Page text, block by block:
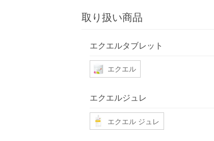
取り扱い商品
エクエルタブレット
エクエル
エクエルジュレ
エクエル ジュレ